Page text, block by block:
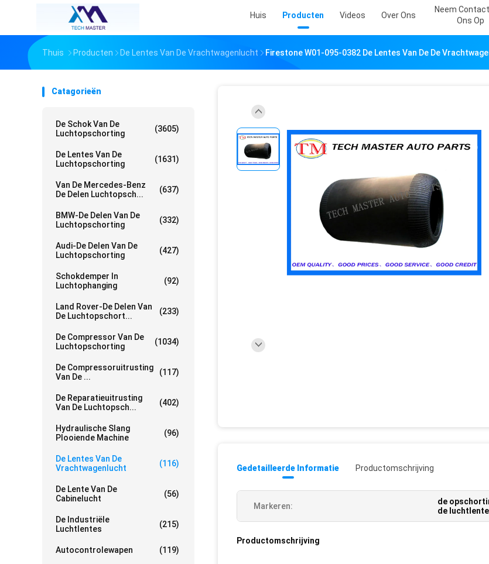
Huis Producten Videos Over Ons
Neem
Ons Op
Thuis Producten De Lentes Van De Vrachtwagenlucht Firestone W01-095-0382 De Lentes Van De De
Catagorieën
De Schok Van De
Luchtopschorting
(3605)
De Lentes Van De
Luchtopschorting
(1631)
Van De Mercedes-Benz
De Delen Luchtopsch...
(637)
BMW-De Delen Van De
Luchtopschorting
(332)
Audi-De Delen Van De
Luchtopschorting
(427)
Schokdemper In
Luchtophanging
(92)
Land Rover-De Delen Van
De Luchtopschort...
(233)
De Compressor Van De
Luchtopschorting
(1034)
De Compressoruitrusting
Van De ...
(117)
De Reparatieuitrusting
Van De Luchtopsch...
(402)
Hydraulische Slang
Plooiende Machine
(96)
De Lentes Van De
Vrachtwagenlucht
(116)
De Lente Van De
Cabinelucht
(56)
De Industriële
Luchtlentes
(215)
Autocontrolewapen (119)
Gedetailleerde Informatie Productomschrijving
Markeren: de
de
Productomschrijving